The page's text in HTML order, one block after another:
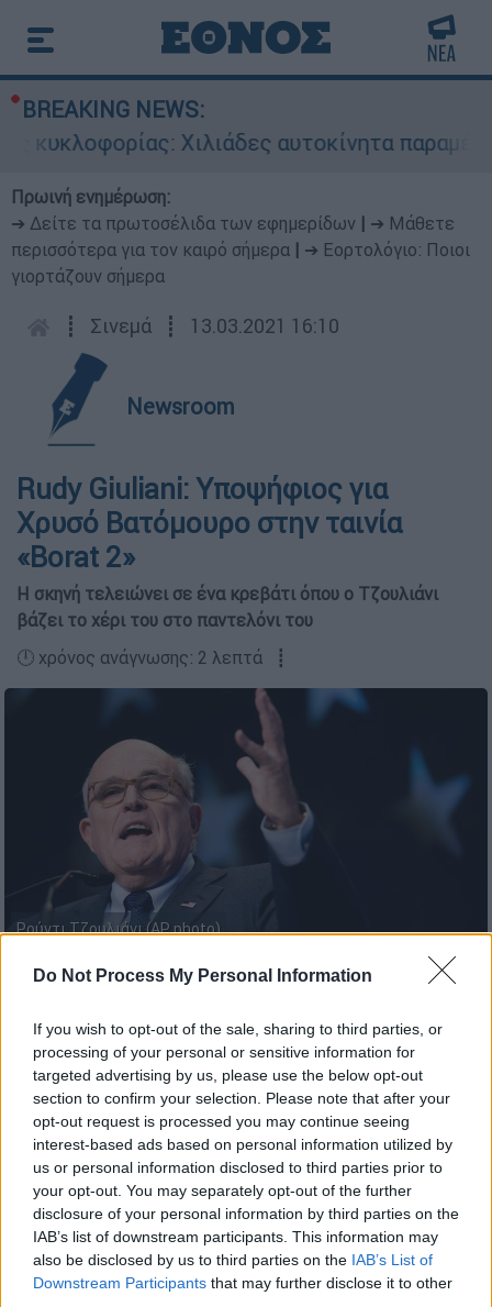
Do Not Process My Personal Information
If you wish to opt-out of the sale, sharing to third parties, or
processing of your personal or sensitive information for
targeted advertising by us, please use the below opt-out
section to confirm your selection. Please note that after your
opt-out request is processed you may continue seeing
interest-based ads based on personal information utilized by
us or personal information disclosed to third parties prior to
your opt-out. You may separately opt-out of the further
disclosure of your personal information by third parties on the
IAB’s list of downstream participants. This information may
also be disclosed by us to third parties on the IAB’s List of
Downstream Participants that may further disclose it to other
BREAKING NEWS:
Χιλιάδες αυτοκίνητα
Πρωινή ενημέρωση:
➔ Δείτε τα πρωτοσέλιδα των εφημερίδων
➔ Μάθετε
περισσότερα για τον καιρό σήμερα
➔ Εορτολόγιο: Ποιοι
γιορτάζουν σήμερα
┋ Σινεμά ┋ 13.03.2021 16:10
Newsroom
Rudy Giuliani: Υποψήφιος για
Χρυσό Βατόμουρο στην ταινία
«Borat 2»
Η σκηνή τελειώνει σε ένα κρεβάτι όπου ο Τζουλιάνι
βάζει το χέρι του στο παντελόνι του
🕛 χρόνος ανάγνωσης: 2 λεπτά ┋
Ρούντι Τζουλιάνι (AP photo)
ΟΡούντι Τζουλιάνι(Rudy Giuliani), οπρώην
δήμαρχος της Νέας Υόρκηςκαι δικηγόρος
του Ντόναλντ Τραμπ, δεν γνώριζε ότι θα
συμμετείχε στην ταινία«Borat 2», όμως αυτό
δεν τον εμπόδισε να λάβει σήμερα δύο
υποψηφιότητες για ταΧρυσά Βατόμουρα
(Razzies), τα σατιρικά βραβεία των
χειρότερων ταινιών της χρονιάς, πριν από
την τελετή απονομής των Όσκαρ.